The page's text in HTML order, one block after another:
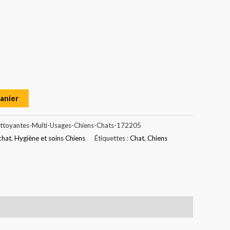
Multi-Usages-Chiens-Chats-172205
, Hygiène et soins Chiens Étiquettes :Chat, Chiens